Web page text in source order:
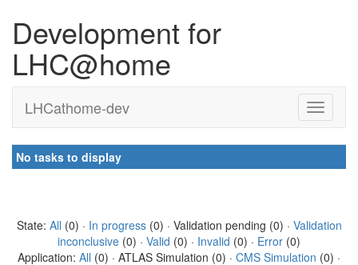
Development for
LHC@home
LHCathome-dev
No tasks to display
State: All (0) · In progress(0) · Validation pending (0) · Validation
inconclusive (0) · Valid (0) · Invalid (0) · Error (0)
Application: All (0) · ATLAS Simulation (0) · CMS Simulation (0) ·